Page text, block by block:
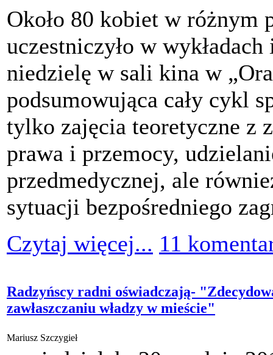
Około 80 kobiet w
uczestniczyło w
niedzielę w sali kina w
podsumowująca cały cykl
tylko zajęcia teoretyczne z
prawa i przemocy,
przedmedycznej, ale
sytuacji bezpośredniego
Czytaj więcej... 11
Radzyńscy radni oświadczają-
zawłaszczaniu władzy w mieście"
Mariusz Szczygieł